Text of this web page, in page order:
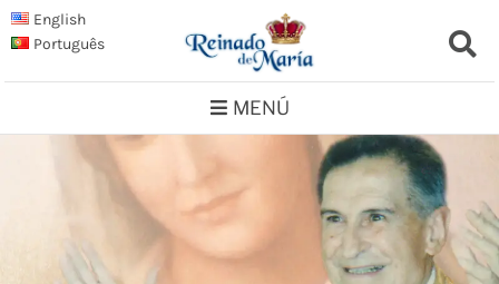
Saltar
al
contenido
English
Português
MENÚ